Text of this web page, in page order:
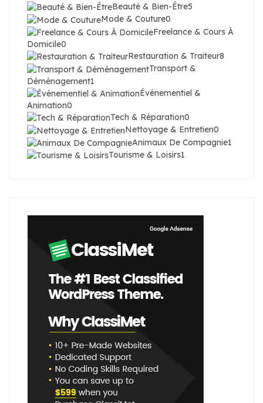
Beauté & Bien-Être5
Mode & Couture0
Freelance & Cours À
Domicile0
Restauration & Traiteur8
Transport &
Déménagement1
Événementiel &
Animation0
Tech & Réparation0
Nettoyage & Entretien0
Animaux De Compagnie1
Tourisme & Loisirs1